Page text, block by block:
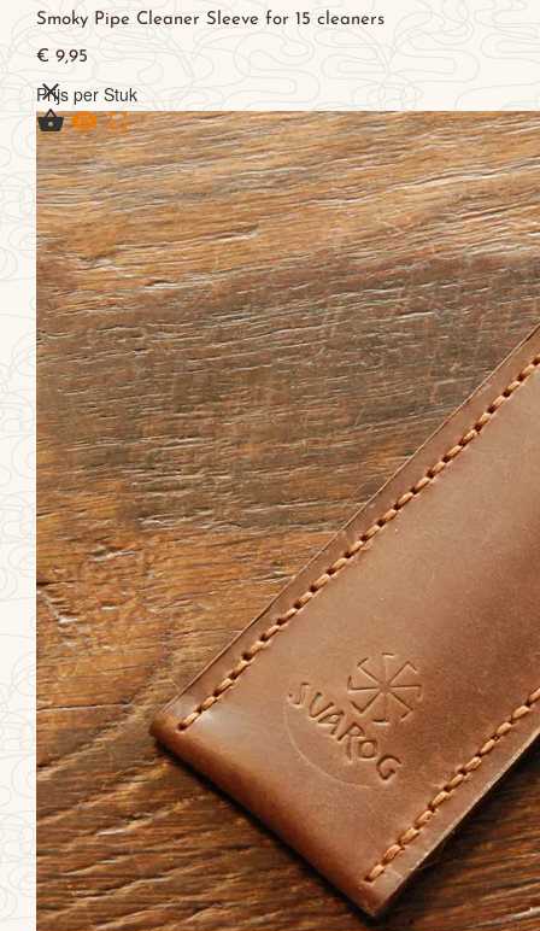
Smoky Pipe Cleaner Sleeve for 15 cleaners
€ 9,95
Prijs per Stuk

